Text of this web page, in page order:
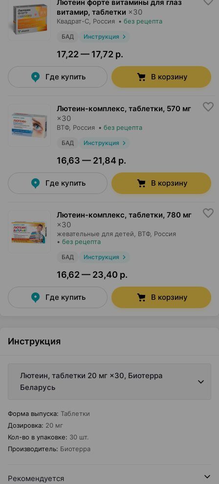
Лютеин форте витамины для глаз
витамир, таблетки ×30
Квадрат-С , Россия • без рецепта
БАД Инструкция
17,22 — 17,72 р.
Где купить В корзину
Лютеин-комплекс, таблетки, 570 мг
×30
ВТФ, Россия • без рецепта
БАД Инструкция
16,63 — 21,84 р.
Где купить В корзину
Лютеин-комплекс, таблетки, 780 мг
×30
жевательные для детей, ВТФ, Россия
• без рецепта
БАД Инструкция
16,62 — 23,40 р.
Где купить В корзину
Инструкция
Лютеин, таблетки 20 мг ×30, Биотерра
Беларусь
Форма выпуска: Таблетки
Дозировка: 20 мг
Кол-во в упаковке: 30 шт.
Производитель: Биотерра
Рекомендуется